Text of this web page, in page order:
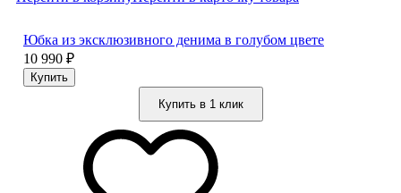
Юбка из эксклюзивного денима в голубом цвете
10 990 ₽
Купить в 1 клик